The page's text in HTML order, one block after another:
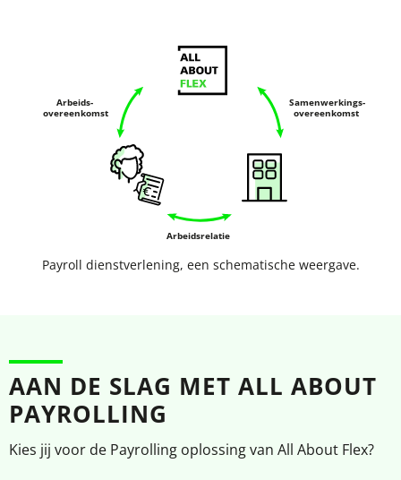
Payroll dienstverlening, een schematische weergave.
AAN DE SLAG MET ALL ABOUT
PAYROLLING
Kies jij voor de Payrolling oplossing van All About Flex?